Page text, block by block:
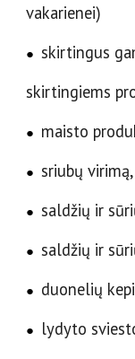
vakarienei)
● skirtingus
skirtingiems
● maisto
● sriubų
● saldžių ir
● saldžių ir
● duonelių
● lydyto